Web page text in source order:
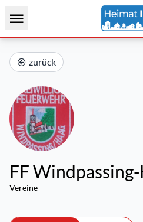
zurück
FF
Vereine